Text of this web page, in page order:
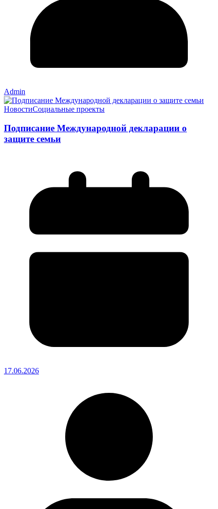
Admin
НовостиСоциальные проекты
Подписание Международной декларации о
защите семьи
17.06.2026